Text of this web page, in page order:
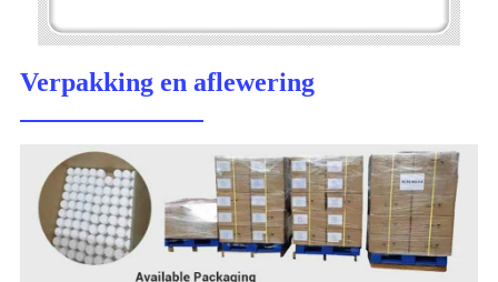
Verpakking en aflewering